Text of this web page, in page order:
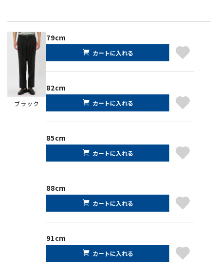
ブラック
79cm
カートに入れる
82cm
カートに入れる
85cm
カートに入れる
88cm
カートに入れる
91cm
カートに入れる